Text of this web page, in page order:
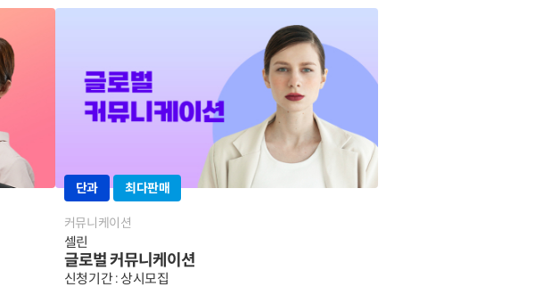
단과 최다판매
커뮤니케이션
셀린
글로벌 커뮤니케이션
신청기간 : 상시모집